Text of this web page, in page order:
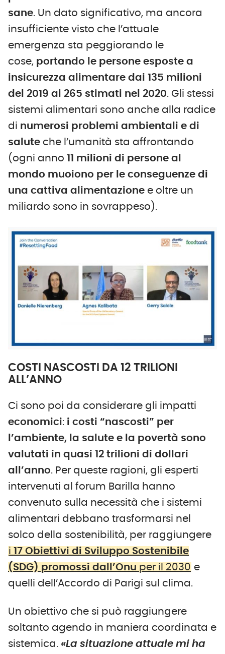
sane. Un dato significativo, ma ancora
insufficiente visto che l’attuale
emergenza sta peggiorando le
cose, portando le persone esposte a
insicurezza alimentare dai 135 milioni
del 2019 ai 265 stimati nel 2020. Gli stessi
sistemi alimentari sono anche alla radice
di numerosi problemi ambientali e di
salute che l’umanità sta affrontando
(ogni anno 11 milioni di persone al
mondo muoiono per le conseguenze di
una cattiva alimentazione e oltre un
miliardo sono in sovrappeso).
COSTI NASCOSTI DA 12 TRILIONI
ALL’ANNO
Ci sono poi da considerare gli impatti
economici: i costi “nascosti” per
l’ambiente, la salute e la povertà sono
valutati in quasi 12 trilioni di dollari
all’anno. Per queste ragioni, gli esperti
intervenuti al forum Barilla hanno
convenuto sulla necessità che i sistemi
alimentari debbano trasformarsi nel
solco della sostenibilità, per raggiungere
i17 Obiettivi di Sviluppo Sostenibile
(SDG) promossi dall’Onu per il 2030 e
quelli dell’Accordo di Parigi sul clima.
Un obiettivo che si può raggiungere
soltanto agendo in maniera coordinata e
sistemica. «La situazione attuale mi ha